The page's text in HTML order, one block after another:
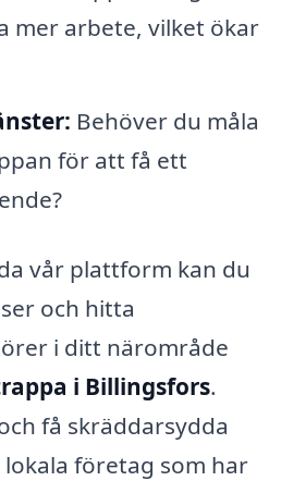
mer arbete, vilket ökar
Behöver du måla
för att få ett
vår plattform kan du
och hitta
i ditt närområde
i Billingsfors.
få skräddarsydda
företag som har